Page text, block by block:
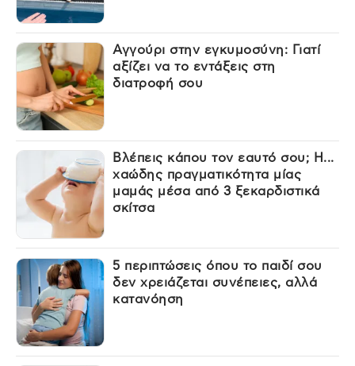
Αγγούρι στην εγκυμοσύνη: Γιατί
αξίζει να το εντάξεις στη
διατροφή σου
Βλέπεις κάπου τον εαυτό σου; Η...
χαώδης πραγματικότητα μίας
μαμάς μέσα από 3 ξεκαρδιστικά
σκίτσα
5 περιπτώσεις όπου το παιδί σου
δεν χρειάζεται συνέπειες, αλλά
κατανόηση